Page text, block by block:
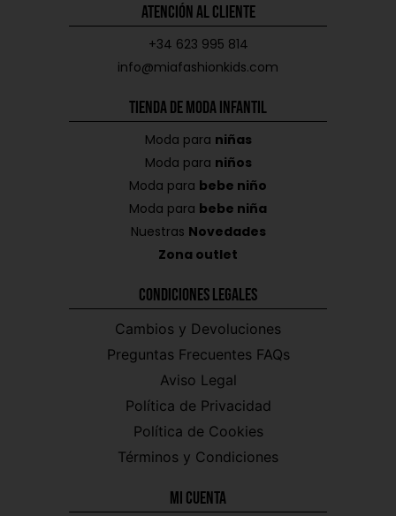
Atención al Cliente
+34 623 995 814
info@miafashionkids.com
Tienda de Moda Infantil
Moda para niñas
Moda para niños
Moda para bebe niño
Moda para bebe niña
Nuestras Novedades
Zona outlet
Condiciones Legales
Cambios y Devoluciones
Preguntas Frecuentes FAQs
Aviso Legal
Política de Privacidad
Política de Cookies
Términos y Condiciones
Mi CUENTA